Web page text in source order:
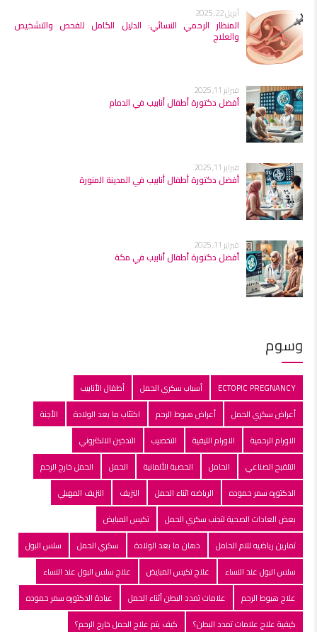
أبريل 22, 2025
المنظار الرحمي النسائي: الدليل الكامل للفحص والتشخيص
والعلاج
فبراير 11, 2025
أفضل دكتورة أطفال أنابيب في الدمام
فبراير 11, 2025
أفضل دكتورة أطفال أنابيب في المدينة المنورة
فبراير 11, 2025
أفضل دكتورة أطفال أنابيب في مكة
وسوم
ECTOPIC PREGNANCY أسباب سكري الحمل
أطفال الأنابيب
أعراض سكري الحمل
أعراض هبوط الرحم اكتئاب ما بعد الولادة
الأجنة
الاورام الرحمية
الاورام الليفية التخصيب
التدخين الالكتروني
التلقبح الصناعي
الحامل الحصبة الألمانية الحمل
الحمل خارج الرحم
الدكتوره سمر حموده
الرياضه اثناء الحمل النزيف
النزيف المهبلي
بعض العادات الصحية لتجنب سكري الحمل
تكيس المبايض
تمارين رياضيه للام الحامل
ذهان ما بعد الولادة سكري الحمل
سلس البول
سلس البول عند النساء
علاج تكيس المبايض
علاج سلس البول عند النساء
علاج هبوط الرحم
علامات تمدد البطن أثناء الحمل
عيادة الدكتوره سمر حموده
كيفية علاج علامات تمدد البطن؟
كيف يتم علاج الحمل خارج الرحم؟